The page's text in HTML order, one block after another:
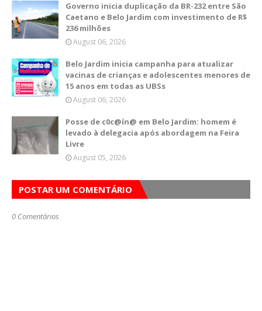
Governo inicia duplicação da BR-232 entre São
Caetano e Belo Jardim com investimento de R$
236 milhões
August 06, 2026
Belo Jardim inicia campanha para atualizar
vacinas de crianças e adolescentes menores de
15 anos em todas as UBSs
August 06, 2026
Posse de c0c@ín@ em Belo Jardim: homem é
levado à delegacia após abordagem na Feira
Livre
August 05, 2026
POSTAR UM COMENTÁRIO
0 Comentários